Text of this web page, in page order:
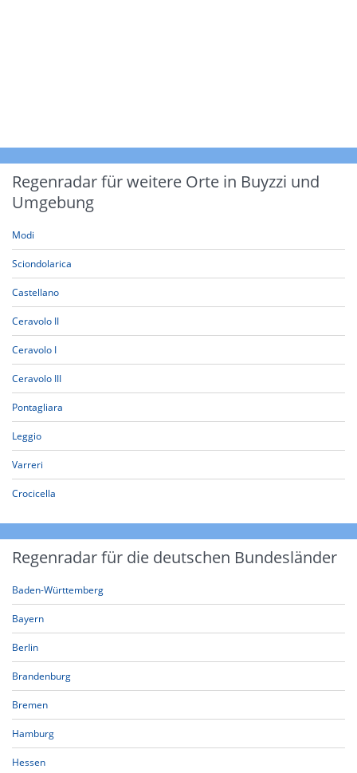
Regenradar für weitere Orte in Buyzzi und
Umgebung
Modi
Sciondolarica
Castellano
Ceravolo II
Ceravolo I
Ceravolo III
Pontagliara
Leggio
Varreri
Crocicella
Regenradar für die deutschen Bundesländer
Baden-Württemberg
Bayern
Berlin
Brandenburg
Bremen
Hamburg
Hessen